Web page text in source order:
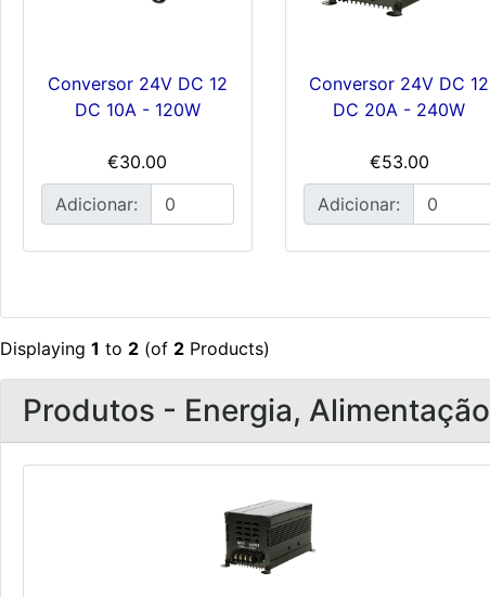
Conversor 24V DC 12
DC 10A - 120W
€30.00
Adicionar:
Conversor 24V DC 12
DC 20A - 240W
€53.00
Adicionar:
Displaying 1 to 2 (of 2 Products)
Produtos - Energia, Alimentação